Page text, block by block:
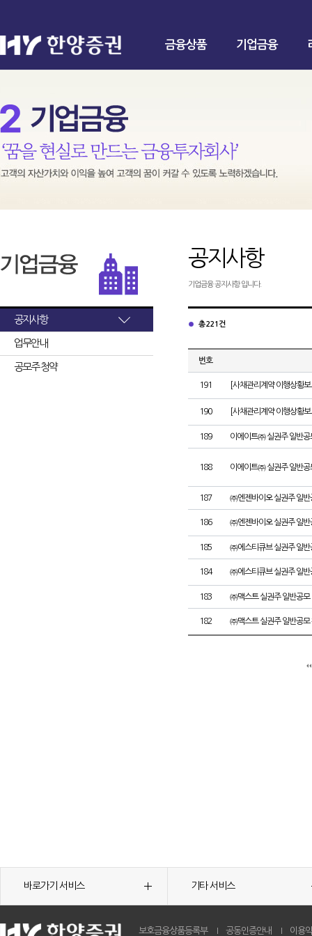
금융상품 기업금융
공지사항
업무안내
공모주 청약
공지사항
기업금융 공지사항 입니다.
총 221건
번호
191 [사채관리계약 이행상황
190 [사채관리계약 이행상황
189 이에이트㈜ 실권주 일반공
188 이에이트㈜ 실권주 일반공
187 ㈜엔젠바이오 실권주 일반
186 ㈜엔젠바이오 실권주 일반
185 ㈜에스티큐브 실권주 일반
184 ㈜에스티큐브 실권주 일반
183 ㈜맥스트 실권주 일반공모
182 ㈜맥스트 실권주 일반공모
바로가기 서비스 기타 서비스
보호금융상품등록부 공동인증안내 이용